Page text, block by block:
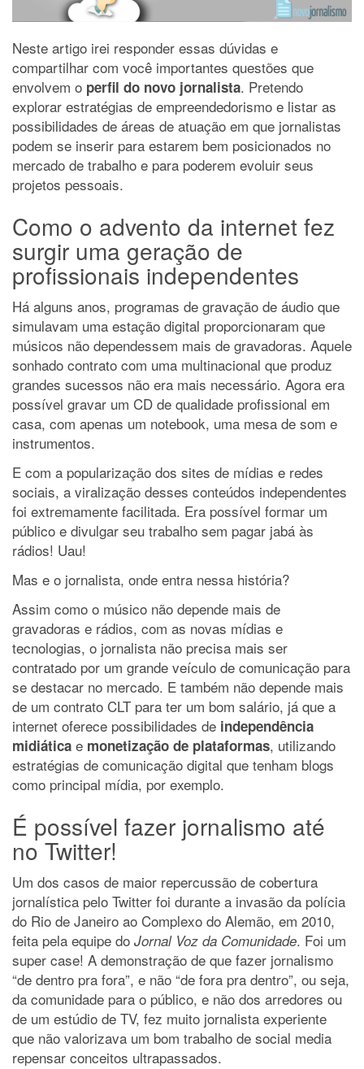
Neste artigo irei responder essas dúvidas e
compartilhar com você importantes questões que
envolvem o perfil do novo jornalista. Pretendo
explorar estratégias de empreendedorismo e listar as
possibilidades de áreas de atuação em que jornalistas
podem se inserir para estarem bem posicionados no
mercado de trabalho e para poderem evoluir seus
projetos pessoais.
Como o advento da internet fez
surgir uma geração de
profissionais independentes
Há alguns anos, programas de gravação de áudio que
simulavam uma estação digital proporcionaram que
músicos não dependessem mais de gravadoras. Aquele
sonhado contrato com uma multinacional que produz
grandes sucessos não era mais necessário. Agora era
possível gravar um CD de qualidade profissional em
casa, com apenas um notebook, uma mesa de som e
instrumentos.
E com a popularização dos sites de mídias e redes
sociais, a viralização desses conteúdos independentes
foi extremamente facilitada. Era possível formar um
público e divulgar seu trabalho sem pagar jabá às
rádios! Uau!
Mas e o jornalista, onde entra nessa história?
Assim como o músico não depende mais de
gravadoras e rádios, com as novas mídias e
tecnologias, o jornalista não precisa mais ser
contratado por um grande veículo de comunicação para
se destacar no mercado. E também não depende mais
de um contrato CLT para ter um bom salário, já que a
internet oferece possibilidades de independência
midiática e monetização de plataformas, utilizando
estratégias de comunicação digital que tenham blogs
como principal mídia, por exemplo.
É possível fazer jornalismo até
no Twitter!
Um dos casos de maior repercussão de cobertura
jornalística pelo Twitter foi durante a invasão da polícia
do Rio de Janeiro ao Complexo do Alemão, em 2010,
feita pela equipe do Jornal Voz da Comunidade. Foi um
super case! A demonstração de que fazer jornalismo
“de dentro pra fora”, e não “de fora pra dentro”, ou seja,
da comunidade para o público, e não dos arredores ou
de um estúdio de TV, fez muito jornalista experiente
que não valorizava um bom trabalho de social media
repensar conceitos ultrapassados.